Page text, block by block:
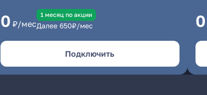
0 ₽/мес
1 месяц по акции
Далее 650₽/мес
Подключить
0